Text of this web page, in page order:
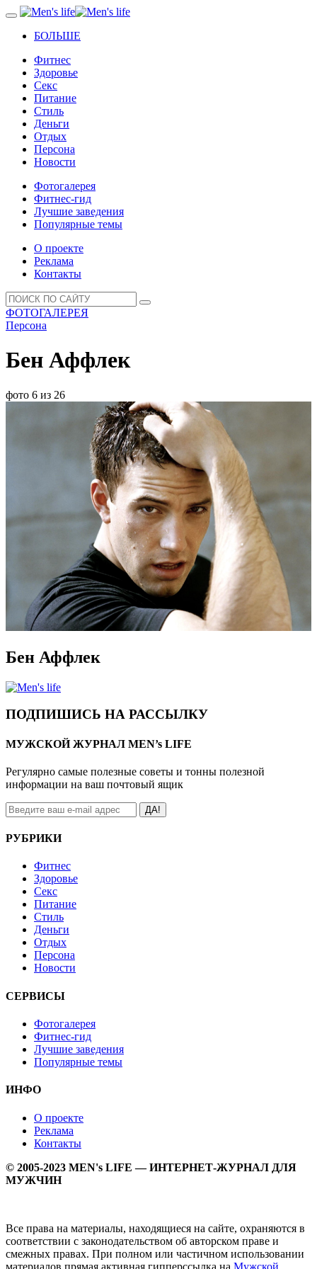
БОЛЬШЕ
Фитнес
Здоровье
Секс
Питание
Стиль
Деньги
Отдых
Персона
Новости
Фотогалерея
Фитнес-гид
Лучшие заведения
Популярные темы
О проекте
Реклама
Контакты
ФОТОГАЛЕРЕЯ
Персона
Бен Аффлек
фото 6 из 26
Бен Аффлек
ПОДПИШИСЬ НА РАССЫЛКУ
МУЖСКОЙ ЖУРНАЛ MEN’s LIFE
Регулярно самые полезные советы и тонны полезной
информации на ваш почтовый ящик
ДА!
РУБРИКИ
Фитнес
Здоровье
Секс
Питание
Стиль
Деньги
Отдых
Персона
Новости
СЕРВИСЫ
Фотогалерея
Фитнес-гид
Лучшие заведения
Популярные темы
ИНФО
О проекте
Реклама
Контакты
© 2005-2023 MEN's LIFE — ИНТЕРНЕТ-ЖУРНАЛ ДЛЯ
МУЖЧИН
Все права на материалы, находящиеся на сайте, охраняются в
соответствии с законодательством об авторском праве и
смежных правах. При полном или частичном использовании
материалов прямая активная гипперссылка на Мужской